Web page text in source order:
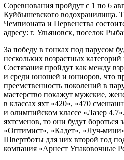
Соревнования пройдут с 1 по 6
Куйбышевского водохранилища.
Чемпионата и Первенства
адресу: г. Ульяновск, поселок
За победу в гонках под парусом
нескольких возрастных
Состязания пройдут как между
и среди юношей и юниоров, что
преемственность поколений в
мастерство покажут мужские,
в классах яхт «420», «470
и олимпийском классе «Лазер
яхтсменов, то они будут бороться
«Оптимист», «Кадет», «Луч-
Швертботы для них второй год
компания «Арнест Упаковочные